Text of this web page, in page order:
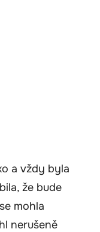
a vždy byla
že bude
mohla
nerušeně